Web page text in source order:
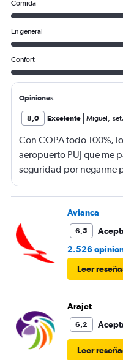
Comida
En general
Confort
Opiniones
8,0 Excelente Miguel,
Con COPA todo 100%,
aeropuerto PUJ que me
seguridad por negarme
que lo despache en
un equipaje. Lo más
adultos mayores CON
embalar y mandar el
económico del artículo,
free venden paraguas.
“seguridad”, caemos en
Avianca
6,5
2.526
Leer
Arajet
6,2
Leer